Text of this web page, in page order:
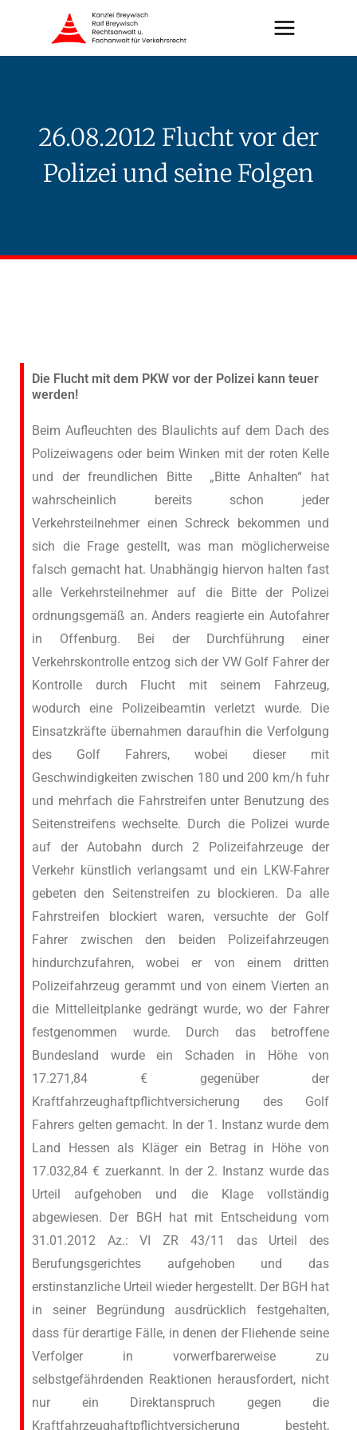
springen
26.08.2012 Flucht vor der
Polizei und seine Folgen
Die Flucht mit dem PKW vor der Polizei kann teuer
werden!
Beim Aufleuchten des Blaulichts auf dem Dach des
Polizeiwagens oder beim Winken mit der roten Kelle
und der freundlichen Bitte „Bitte Anhalten“ hat
wahrscheinlich bereits schon jeder
Verkehrsteilnehmer einen Schreck bekommen und
sich die Frage gestellt, was man möglicherweise
falsch gemacht hat. Unabhängig hiervon halten fast
alle Verkehrsteilnehmer auf die Bitte der Polizei
ordnungsgemäß an. Anders reagierte ein Autofahrer
in Offenburg. Bei der Durchführung einer
Verkehrskontrolle entzog sich der VW Golf Fahrer der
Kontrolle durch Flucht mit seinem Fahrzeug,
wodurch eine Polizeibeamtin verletzt wurde. Die
Einsatzkräfte übernahmen daraufhin die Verfolgung
des Golf Fahrers, wobei dieser mit
Geschwindigkeiten zwischen 180 und 200 km/h fuhr
und mehrfach die Fahrstreifen unter Benutzung des
Seitenstreifens wechselte. Durch die Polizei wurde
auf der Autobahn durch 2 Polizeifahrzeuge der
Verkehr künstlich verlangsamt und ein LKW-Fahrer
gebeten den Seitenstreifen zu blockieren. Da alle
Fahrstreifen blockiert waren, versuchte der Golf
Fahrer zwischen den beiden Polizeifahrzeugen
hindurchzufahren, wobei er von einem dritten
Polizeifahrzeug gerammt und von einem Vierten an
die Mittelleitplanke gedrängt wurde, wo der Fahrer
festgenommen wurde. Durch das betroffene
Bundesland wurde ein Schaden in Höhe von
17.271,84 € gegenüber der
Kraftfahrzeughaftpflichtversicherung des Golf
Fahrers gelten gemacht. In der 1. Instanz wurde dem
Land Hessen als Kläger ein Betrag in Höhe von
17.032,84 € zuerkannt. In der 2. Instanz wurde das
Urteil aufgehoben und die Klage vollständig
abgewiesen. Der BGH hat mit Entscheidung vom
31.01.2012 Az.: VI ZR 43/11 das Urteil des
Berufungsgerichtes aufgehoben und das
erstinstanzliche Urteil wieder hergestellt. Der BGH hat
in seiner Begründung ausdrücklich festgehalten,
dass für derartige Fälle, in denen der Fliehende seine
Verfolger in vorwerfbarerweise zu
selbstgefährdenden Reaktionen herausfordert, nicht
nur ein Direktanspruch gegen die
Kraftfahrzeughaftpflichtversicherung besteht,